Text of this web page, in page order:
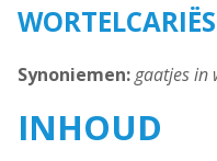
WORTELCARIËS
Synoniemen:gaatjes in
INHOUD